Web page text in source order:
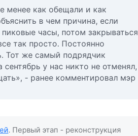
менее как обещали и как
в чем причина, если
часы, потом закрываться
так просто. Постоянно
Тот же самый подрядчик
у нас никто не отменял,
- ранее комментировал мэр
. Первый этап - реконструкция